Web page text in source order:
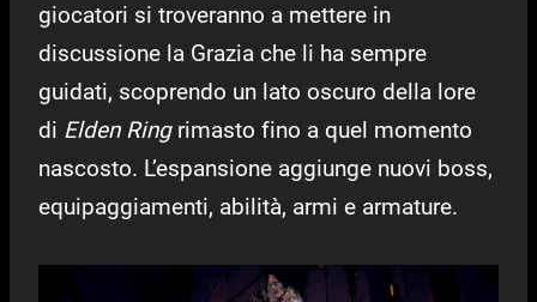
giocatori si troveranno a mettere in
discussione la Grazia che li ha sempre
guidati, scoprendo un lato oscuro della lore
di Elden Ringrimasto fino a quel momento
nascosto. L’espansione aggiunge nuovi boss,
equipaggiamenti, abilità, armi e armature.